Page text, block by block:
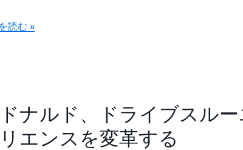
読む »
ナルド、ドライブスルー
エンスを変革する